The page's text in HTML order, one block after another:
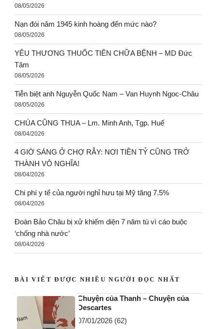
08/05/2026
Nạn đói năm 1945 kinh hoàng đến mức nào?
08/05/2026
YÊU THƯƠNG THUỐC TIÊN CHỮA BỆNH – MD Đức
Tâm
08/05/2026
Tiễn biệt anh Nguyễn Quốc Nam – Van Huynh Ngoc-Châu
08/05/2026
CHÚA CŨNG THUA – Lm. Minh Anh, Tgp. Huế
08/04/2026
4 GIỜ SÁNG Ở CHỢ RẪY: NƠI TIỀN TỶ CŨNG TRỞ
THÀNH VÔ NGHĨA!
08/04/2026
Chi phí y tế của người nghỉ hưu tại Mỹ tăng 7.5%
08/04/2026
Đoàn Bảo Châu bị xử khiếm diện 7 năm tù vì cáo buộc
‘chống nhà nước’
08/04/2026
BÀI VIẾT ĐƯỢC NHIỀU NGƯỜI ĐỌC NHẤT
Chuyện của Thanh – Chuyện của
Descartes
07/01/2026 (62)